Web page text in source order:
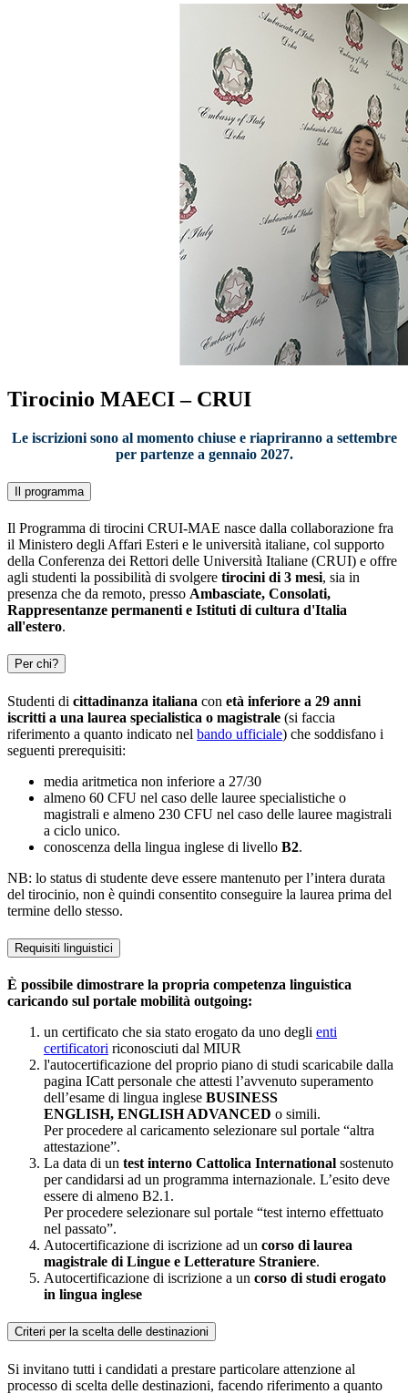
Tirocinio MAECI – CRUI
Le iscrizioni sono al momento chiuse e riapriranno a settembre
per partenze a gennaio 2027.
Il programma
Il Programma di tirocini CRUI-MAE nasce dalla collaborazione fra
il Ministero degli Affari Esteri e le università italiane, col supporto
della Conferenza dei Rettori delle Università Italiane (CRUI) e offre
agli studenti la possibilità di svolgere tirocini di 3 mesi, sia in
presenza che da remoto, presso Ambasciate, Consolati,
Rappresentanze permanenti e Istituti di cultura d'Italia
all'estero.
Per chi?
Studenti di cittadinanza italiana con età inferiore a 29 anni
iscritti a una laurea specialistica o magistrale (si faccia
riferimento a quanto indicato nel bando ufficiale) che soddisfano i
seguenti prerequisiti:
media aritmetica non inferiore a 27/30
almeno 60 CFU nel caso delle lauree specialistiche o
magistrali e almeno 230 CFU nel caso delle lauree magistrali
a ciclo unico.
conoscenza della lingua inglese di livello B2.
NB: lo status di studente deve essere mantenuto per l’intera durata
del tirocinio, non è quindi consentito conseguire la laurea prima del
termine dello stesso.
Requisiti linguistici
È possibile dimostrare la propria competenza linguistica
caricando sul portale mobilità outgoing:
un certificato che sia stato erogato da uno degli enti
certificatori riconosciuti dal MIUR
l'autocertificazione del proprio piano di studi scaricabile dalla
pagina ICatt personale che attesti l’avvenuto superamento
dell’esame di lingua inglese BUSINESS
ENGLISH, ENGLISH ADVANCED o simili.
Per procedere al caricamento selezionare sul portale “altra
attestazione”.
La data di un test interno Cattolica International sostenuto
per candidarsi ad un programma internazionale. L’esito deve
essere di almeno B2.1.
Per procedere selezionare sul portale “test interno effettuato
nel passato”.
Autocertificazione di iscrizione ad un corso di laurea
magistrale di Lingue e Letterature Straniere.
Autocertificazione di iscrizione a un corso di studi erogato
in lingua inglese
Criteri per la scelta delle destinazioni
Si invitano tutti i candidati a prestare particolare attenzione al
processo di scelta delle destinazioni, facendo riferimento a quanto